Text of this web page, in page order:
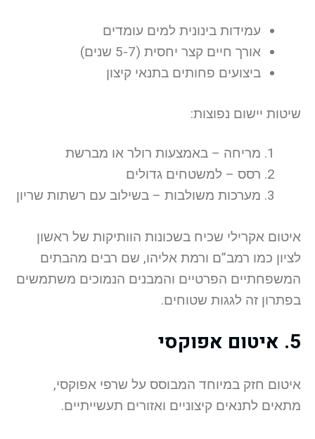
עמידות בינונית למים עומדים
אורך חיים קצר יחסית (5-7 שנים)
ביצועים פחותים בתנאי קיצון
שיטות יישום נפוצות:
מריחה – באמצעות רולר או מברשת
רסס – למשטחים גדולים
מערכות משולבות – בשילוב עם רשתות שריון
איטום אקרילי שכיח בשכונות הוותיקות של ראשון
לציון כמו רמב”ם ורמת אליהו, שם רבים מהבתים
המשפחתיים הפרטיים והמבנים הנמוכים משתמשים
בפתרון זה לגגות שטוחים.
5. איטום אפוקסי
איטום חזק במיוחד המבוסס על שרפי אפוקסי,
מתאים לתנאים קיצוניים ואזורים תעשייתיים.